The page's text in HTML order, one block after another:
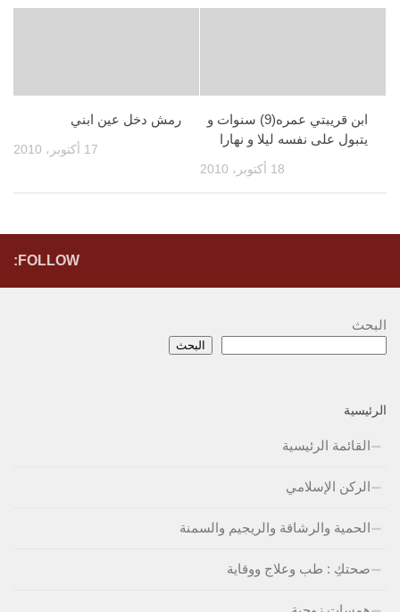
رمش دخل عين ابني
17 أكتوبر، 2010
ابن قريبتي عمره(9) سنوات و
يتبول على نفسه ليلا و نهارا
18 أكتوبر، 2010
FOLLOW:
البحث
البحث
الرئيسية
القائمة الرئيسية
الركن الإسلامي
الحمية والرشاقة والريجيم والسمنة
صحتكِ : طب وعلاج ووقاية